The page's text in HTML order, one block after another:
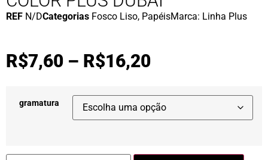
REF N/DCategorias Fosco Liso, PapéisMarca: Linha Plus
R$7,60 – R$16,20
gramatura